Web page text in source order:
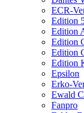
ECR-
Edition
Edition
Edition
Edition
Edition
Epsilon
Erko-
Ewald
Fanpro